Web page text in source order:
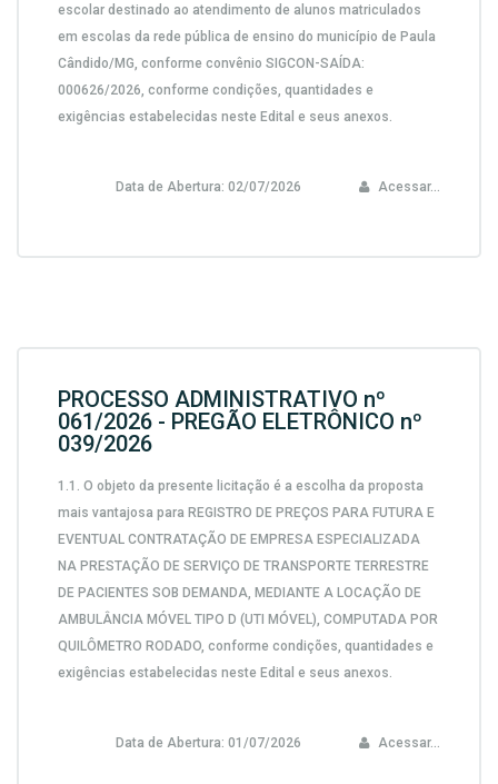
escolar destinado ao atendimento de alunos matriculados
em escolas da rede pública de ensino do município de Paula
Cândido/MG, conforme convênio SIGCON-SAÍDA:
000626/2026, conforme condições, quantidades e
exigências estabelecidas neste Edital e seus anexos.
Data de Abertura: 02/07/2026 Acessar...
PROCESSO ADMINISTRATIVO nº
061/2026 - PREGÃO ELETRÔNICO nº
039/2026
1.1. O objeto da presente licitação é a escolha da proposta
mais vantajosa para REGISTRO DE PREÇOS PARA FUTURA E
EVENTUAL CONTRATAÇÃO DE EMPRESA ESPECIALIZADA
NA PRESTAÇÃO DE SERVIÇO DE TRANSPORTE TERRESTRE
DE PACIENTES SOB DEMANDA, MEDIANTE A LOCAÇÃO DE
AMBULÂNCIA MÓVEL TIPO D (UTI MÓVEL), COMPUTADA POR
QUILÔMETRO RODADO, conforme condições, quantidades e
exigências estabelecidas neste Edital e seus anexos.
Data de Abertura: 01/07/2026 Acessar...